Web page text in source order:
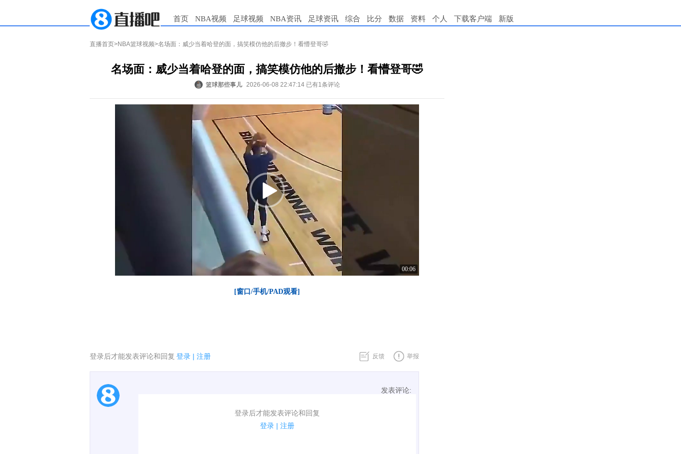
首页 NBA视频 足球视频 NBA资讯 足球资讯 综合 比分 数据 资料 个人 下载客户端 新版
直播首页>NBA篮球视频>名场面：威少当着哈登的面，搞笑模仿他的后撤步！看懵登哥🤣
名场面：威少当着哈登的面，搞笑模仿他的后撤步！看懵登哥🤣
篮球那些事儿 2026-06-08 22:47:14 已有1条评论
00:06
[窗口/手机/PAD观看]
登录后才能发表评论和回复 登录 | 注册 反馈 举报
发表评论:
登录后才能发表评论和回复
登录 | 注册
1.电脑端新用户可以发表评论了！